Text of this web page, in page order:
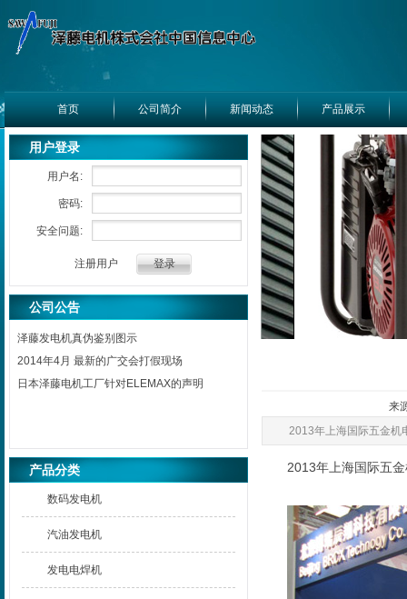
首页 公司简介 新闻动态 产品展示
来
2013年上海国际五金机
2013年上海国际五
用户登录
用户名:
密码:
安全问题:
注册用户
公司公告
泽藤发电机真伪鉴别图示
2014年4月 最新的广交会打假现场
日本泽藤电机工厂针对ELEMAX的声明
产品分类
数码发电机
汽油发电机
发电电焊机